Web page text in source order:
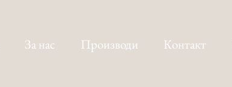
За нас Производи Контакт